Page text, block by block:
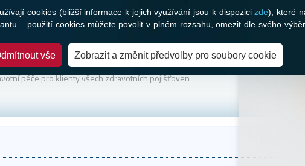
Novinky a média Nabídka práce Kontakty
PARTNER VAŠEHO ZDRAVÍ
péče pro klienty všech zdravotních pojišťoven
cookies (bližší informace k jejich využívání jsou k dispozicizde), které
– použití cookies můžete povolit v plném rozsahu, omezit dle svého
vše Zobrazit a změnit předvolby pro soubory cookie